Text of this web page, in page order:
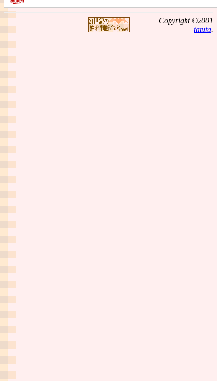
Copyright ©2001
tatuta.